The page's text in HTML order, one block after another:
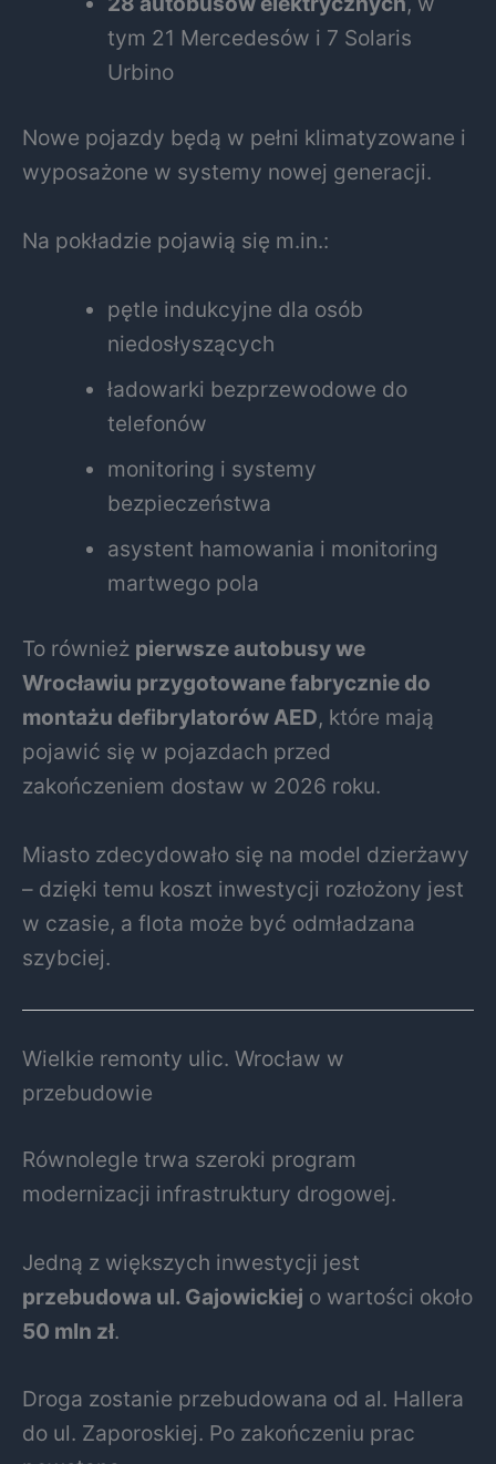
tym 21 Mercedesów i 7 Solaris
Urbino
Nowe pojazdy będą w pełni klimatyzowane i
wyposażone w systemy nowej generacji.
Na pokładzie pojawią się m.in.:
pętle indukcyjne dla osób
niedosłyszących
ładowarki bezprzewodowe do
telefonów
monitoring i systemy
bezpieczeństwa
asystent hamowania i monitoring
martwego pola
To również pierwsze autobusy we
Wrocławiu przygotowane fabrycznie do
montażu defibrylatorów AED, które mają
pojawić się w pojazdach przed
zakończeniem dostaw w 2026 roku.
Miasto zdecydowało się na model dzierżawy
– dzięki temu koszt inwestycji rozłożony jest
w czasie, a flota może być odmładzana
szybciej.
Wielkie remonty ulic. Wrocław w
przebudowie
Równolegle trwa szeroki program
modernizacji infrastruktury drogowej.
Jedną z większych inwestycji jest
przebudowa ul. Gajowickiej o wartości około
50 mln zł.
Droga zostanie przebudowana od al. Hallera
do ul. Zaporoskiej. Po zakończeniu prac